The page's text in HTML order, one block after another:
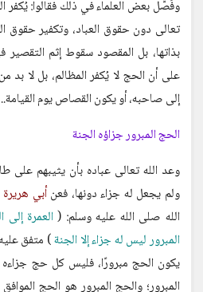
وفَصَّل بعض العلماء في ذلك فقالوا: يُكفر
تعالى دون حقوق العباد، وتكفير حقوق
بذاتها، بل المقصود سقوط إثم التقصير
على أن الحج لا يُكفر المظالم، بل لا بد
إلى صاحبه، أو يكون القصاص يوم القيامة..
الحج المبرور جزاؤه الجنة
وعد الله تعالى عباده بأن يثيبهم على
ولم يجعل له جزاء دونها، فعنأبي هريرة
الله صلى الله عليه وسلم: (العمرة إلى
المبرور ليس له جزاء إلا الجنة) متفق
يكون الحج مبرورًا، فليس كل حج
المبرور؛ والحج المبرور هو الحج